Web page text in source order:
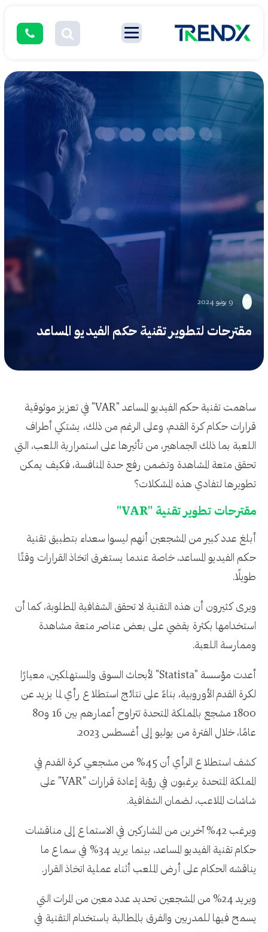
9 يونيو 2024
مقترحات لتطوير تقنية حكم الفيديو المساعد
ساهمت تقنية حكم الفيديو المساعد "VAR" في تعزيز موثوقية
قرارات حكام كرة القدم، وعلى الرغم من ذلك، يشتكي أطراف
اللعبة بما ذلك الجماهير، من تأثيرها على استمرارية اللعب، التي
تحقق متعة المشاهدة وتضمن رفع حدة المنافسة، فكيف يمكن
تطويرها لتفادي هذه المشكلات؟
مقترحات تطوير تقنية "VAR"
أبلغ عدد كبير من المشجعين أنهم ليسوا سعداء بتطبيق تقنية
حكم الفيديو المساعد، خاصة عندما يستغرق اتخاذ القرارات وقتًا
طويلًا.
ويرى كثيرون أن هذه التقنية لا تحقق الشفافية المطلوبة، كما أن
استخدامها بكثرة يقضي على بعض عناصر متعة مشاهدة
وممارسة اللعبة.
أعدت مؤسسة "Statista" لأبحاث السوق والمستهلكين، معيارًا
لكرة القدم الأوروبية، بناءً على نتائج استطلاع رأي لما يزيد عن
1800 مشجع بالمملكة المتحدة تتراوح أعمارهم بين 16 و80
عامًا، خلال الفترة من يوليو إلى أغسطس 2023.
كشف استطلاع الرأي أن 45% من مشجعي كرة القدم في
المملكة المتحدة يرغبون في رؤية إعادة قرارات "VAR" على
شاشات الملاعب، لضمان الشفافية.
ويرغب 42% آخرين من المشاركين في الاستماع إلى مناقشات
حكام تقنية الفيديو المساعد، بينما يريد 34% في سماع ما
يناقشه الحكام على أرض الملعب أثناء عملية اتخاذ القرار.
ويريد 24% من المشجعين تحديد عدد معين من المرات التي
يسمح فيها للمدربين والفرق بالمطالبة باستخدام التقنية في